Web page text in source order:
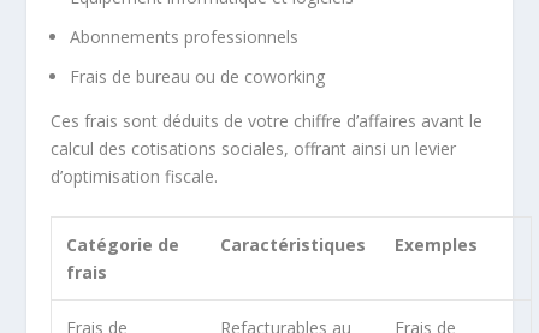
Abonnements professionnels
Frais de bureau ou de coworking
Ces frais sont déduits de votre chiffre d’affaires avant le
calcul des cotisations sociales, offrant ainsi un levier
d’optimisation fiscale.
Catégorie de
frais
Caractéristiques Exemples
Frais de
Refacturables au
Frais de